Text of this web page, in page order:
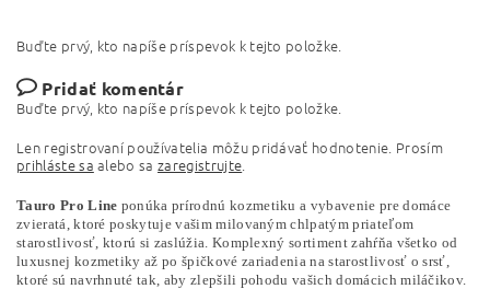
Buďte prvý, kto napíše príspevok k tejto položke.
Pridať komentár
Buďte prvý, kto napíše príspevok k tejto položke.
Len registrovaní používatelia môžu pridávať hodnotenie. Prosím
prihláste sa alebo sazaregistrujte
Tauro Pro Line ponúka prírodnú kozmetiku a vybavenie pre domáce
zvieratá, ktoré poskytuje vašim milovaným chlpatým priateľom
starostlivosť, ktorú si zaslúžia. Komplexný sortiment zahŕňa všetko od
luxusnej kozmetiky až po špičkové zariadenia na starostlivosť o srsť,
ktoré sú navrhnuté tak, aby zlepšili pohodu vašich domácich miláčikov.